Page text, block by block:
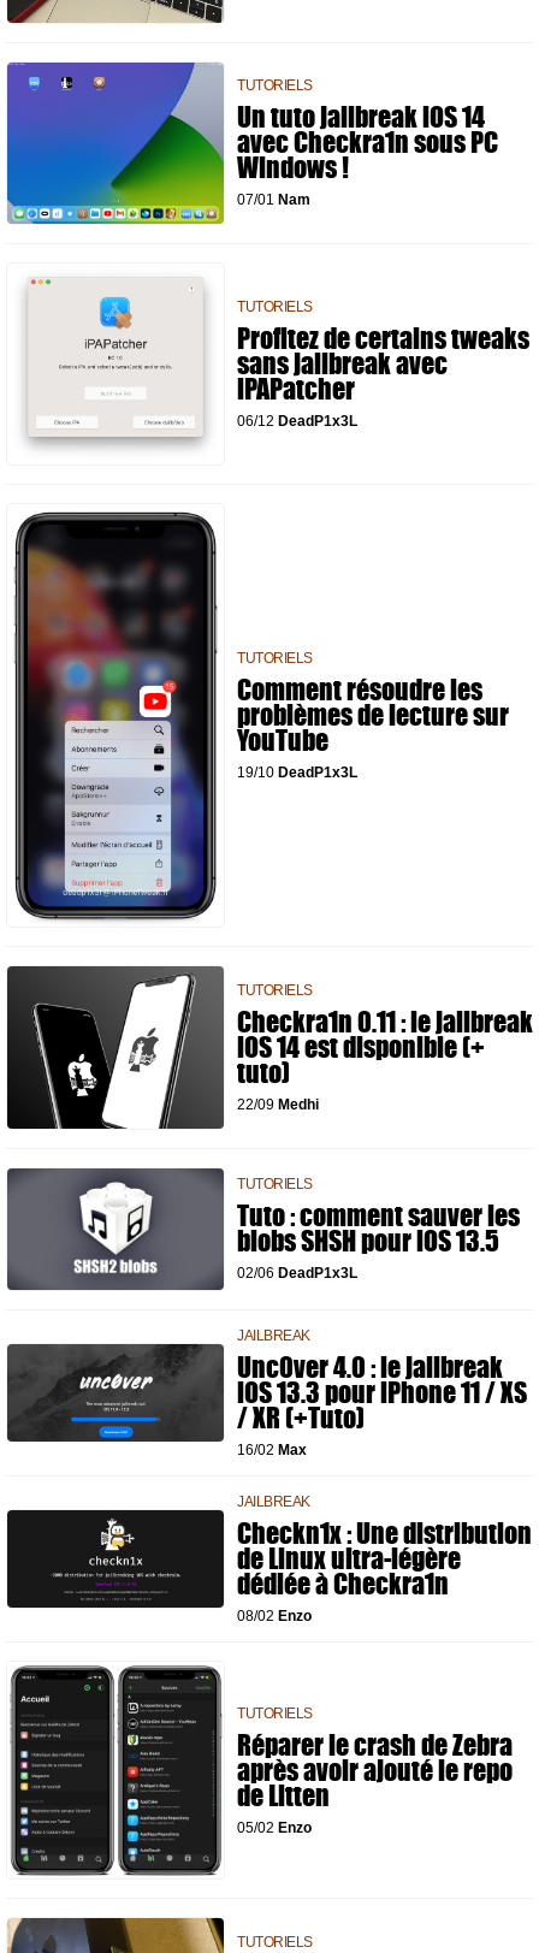
TUTORIELS
Un tuto jailbreak iOS 14
avec Checkra1n sous PC
Windows !
07/01 Nam
TUTORIELS
Profitez de certains tweaks
sans jailbreak avec
iPAPatcher
06/12 DeadP1x3L
TUTORIELS
Comment résoudre les
problèmes de lecture sur
YouTube
19/10 DeadP1x3L
TUTORIELS
Checkra1n 0.11 : le jailbreak
iOS 14 est disponible (+
tuto)
22/09 Medhi
TUTORIELS
Tuto : comment sauver les
blobs SHSH pour iOS 13.5
02/06 DeadP1x3L
JAILBREAK
Unc0ver 4.0 : le jailbreak
iOS 13.3 pour iPhone 11 / XS
/ XR (+Tuto)
16/02 Max
JAILBREAK
Checkn1x : Une distribution
de Linux ultra-légère
dédiée à Checkra1n
08/02 Enzo
TUTORIELS
Réparer le crash de Zebra
après avoir ajouté le repo
de Litten
05/02 Enzo
TUTORIELS